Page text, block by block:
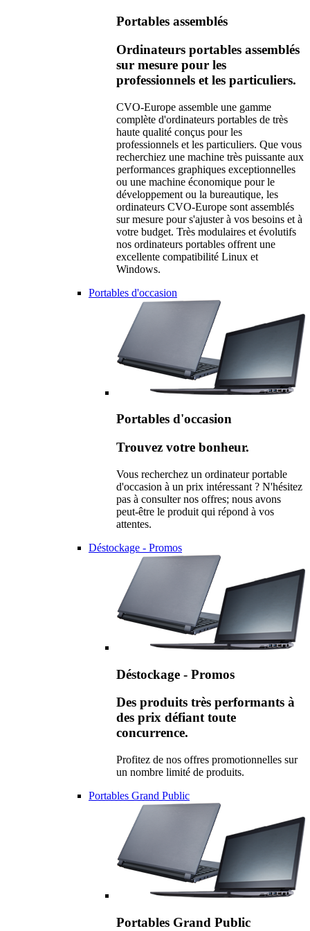
Portables assemblés
Ordinateurs portables assemblés
sur mesure pour les
professionnels et les particuliers.
CVO-Europe assemble une gamme
complète d'ordinateurs portables de très
haute qualité conçus pour les
professionnels et les particuliers. Que vous
recherchiez une machine très puissante aux
performances graphiques exceptionnelles
ou une machine économique pour le
développement ou la bureautique, les
ordinateurs CVO-Europe sont assemblés
sur mesure pour s'ajuster à vos besoins et à
votre budget. Très modulaires et évolutifs
nos ordinateurs portables offrent une
excellente compatibilité Linux et
Windows.
Portables d'occasion
Portables d'occasion
Trouvez votre bonheur.
Vous recherchez un ordinateur portable
d'occasion à un prix intéressant ? N'hésitez
pas à consulter nos offres; nous avons
peut-être le produit qui répond à vos
attentes.
Déstockage - Promos
Déstockage - Promos
Des produits très performants à
des prix défiant toute
concurrence.
Profitez de nos offres promotionnelles sur
un nombre limité de produits.
Portables Grand Public
Portables Grand Public